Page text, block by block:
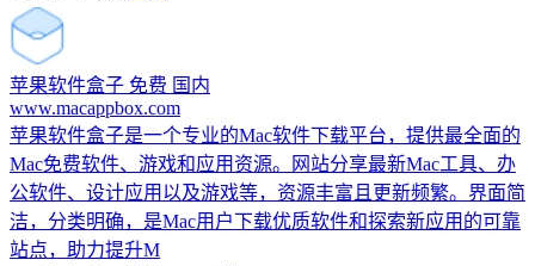
苹果软件盒子 免费 国内
www.macappbox.com
苹果软件盒子是一个专业的Mac软件下载平台，提供最全面的
Mac免费软件、游戏和应用资源。网站分享最新Mac工具、办
公软件、设计应用以及游戏等，资源丰富且更新频繁。界面简
洁，分类明确，是Mac用户下载优质软件和探索新应用的可靠
站点，助力提升M